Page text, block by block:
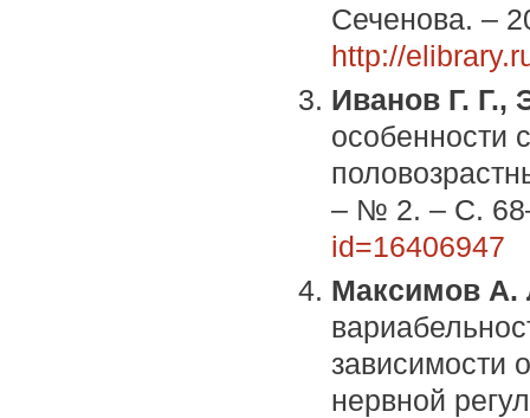
Сеченова. –
http://
Иванов Г.
особенности
– № 2. – С.
id=16406947
Максимов А.
зависимости
нервной